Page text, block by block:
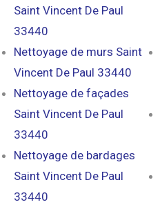
Saint Vincent De Paul
33440
Nettoyage de murs Saint
Vincent De Paul 33440
Nettoyage de façades
Saint Vincent De Paul
33440
Nettoyage de bardages
Saint Vincent De Paul
33440